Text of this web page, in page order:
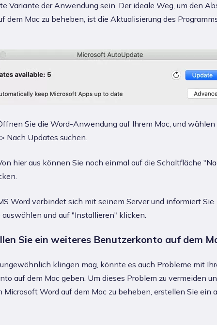
Variante der Anwendung sein. Der ideale Weg, um den
dem Mac zu beheben, ist die Aktualisierung des
Sie die Word-Anwendung auf Ihrem Mac, und wählen
Nach Updates suchen.
hier aus können Sie noch einmal auf die Schaltfläche
Word verbindet sich mit seinem Server und informiert
und auf "Installieren" klicken.
Sie ein weiteres Benutzerkonto auf dem
klingen mag, könnte es auch Probleme mit
auf dem Mac geben. Um dieses Problem zu vermeiden
Microsoft Word auf dem Mac zu beheben, erstellen Sie ein